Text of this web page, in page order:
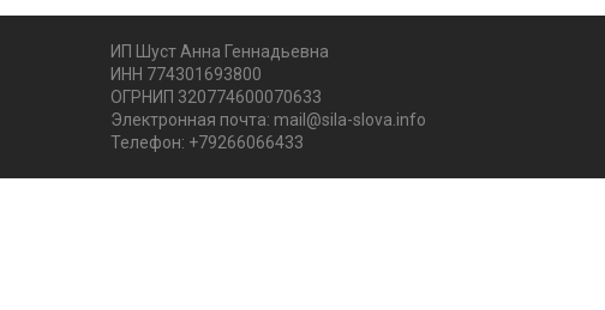
ИП Шуст Анна Геннадьевна
ИНН 774301693800
ОГРНИП 320774600070633
Электронная почта: mail@sila-slova.info
Телефон: +79266066433